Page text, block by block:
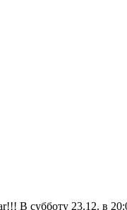
В субботу 23.12. в